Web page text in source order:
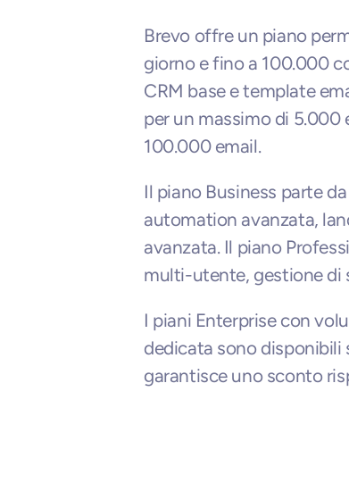
Brevo offre un piano
giorno e fino a 100.000
CRM base e template
per un massimo di 5.000
100.000 email.
Il piano Business parte
automation avanzata,
avanzata. Il piano
multi-utente, gestione di
I piani Enterprise con
dedicata sono disponibili
garantisce uno sconto